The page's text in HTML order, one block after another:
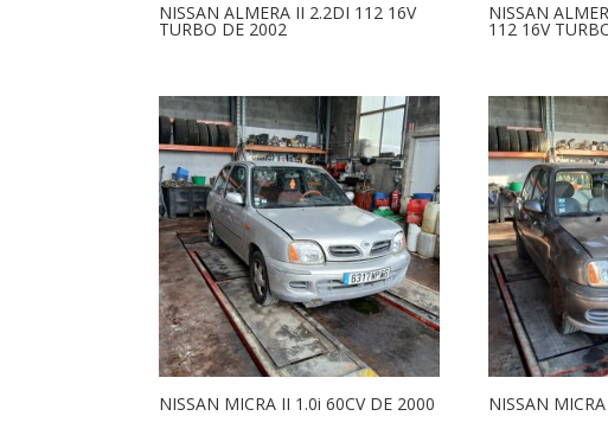
NISSAN ALMERA II 2.2DI 112 16V
TURBO DE 2002
NISSAN
112 16V
NISSAN MICRA II 1.0i 60CV DE 2000 NISSAN